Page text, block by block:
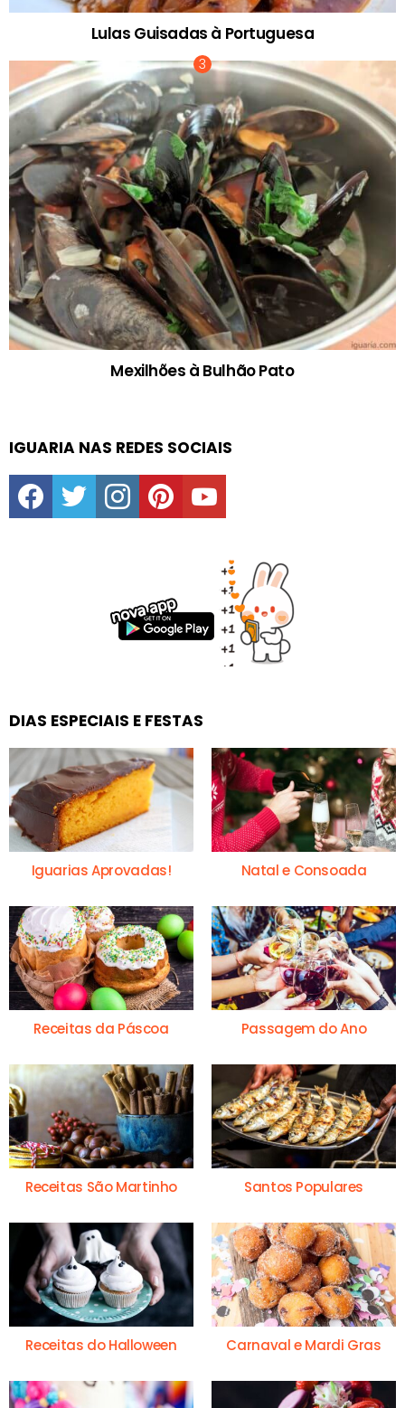
Lulas Guisadas à Portuguesa
Mexilhões à Bulhão Pato
IGUARIA NAS REDES SOCIAIS
facebooktwitter instagrampinterestyoutube
DIAS ESPECIAIS E FESTAS
Iguarias Aprovadas! Natal e Consoada
Receitas da Páscoa Passagem do Ano
Receitas São Martinho Santos Populares
Receitas do Halloween Carnaval e Mardi Gras